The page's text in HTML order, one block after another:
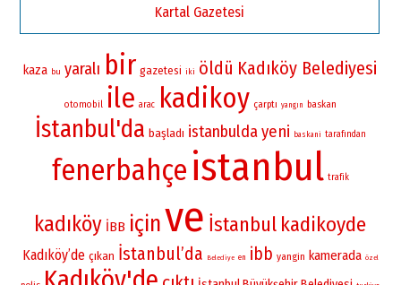
Kartal Gazetesi
kaza bu yaralı bir gazetesi iki öldü Kadıköy Belediyesi
otomobil ile arac kadikoy çarptı yangın baskan
İstanbul'da başladı istanbuldayeni baskani tarafından
fenerbahçe istanbul trafik
kadıköy İBB içinve İstanbul kadikoyde
Kadıköy’de çıkan İstanbul’da Belediye en ibb yangin kamerada özel